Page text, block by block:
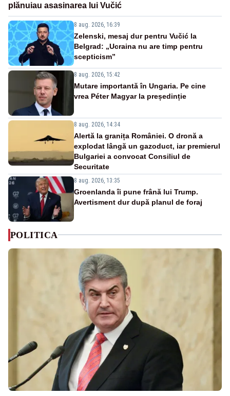
plănuiau asasinarea lui Vučić
8 aug. 2026, 16:39
Zelenski, mesaj dur pentru Vučić la
Belgrad: „Ucraina nu are timp pentru
scepticism”
8 aug. 2026, 15:42
Mutare importantă în Ungaria. Pe cine
vrea Péter Magyar la președinție
8 aug. 2026, 14:34
Alertă la granița României. O dronă a
explodat lângă un gazoduct, iar premierul
Bulgariei a convocat Consiliul de
Securitate
8 aug. 2026, 13:35
Groenlanda îi pune frână lui Trump.
Avertisment dur după planul de foraj
POLITICA